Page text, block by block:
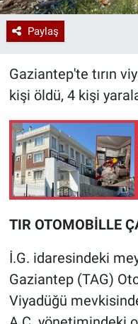
Paylaş
Gaziantep'te tırın
kişi öldü, 4 kişi
TIR OTOMOBİLLE
İ.G. idaresindeki
Gaziantep (TAG)
Viyadüğü
Teknoloji